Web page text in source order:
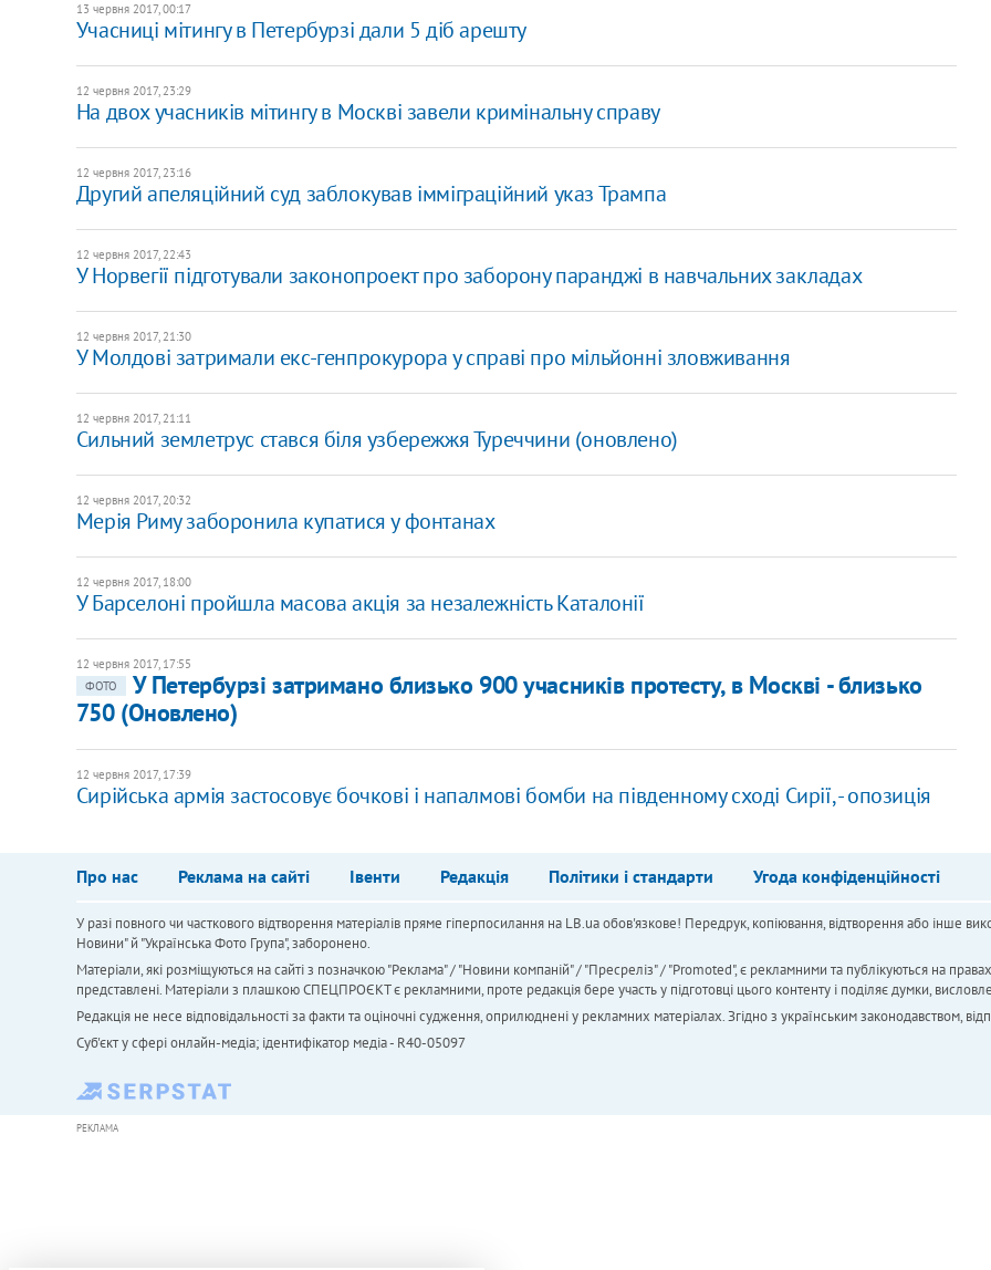
13 червня 2017, 00:17
Учасниці мітингу в Петербурзі дали 5 діб арешту
12 червня 2017, 23:29
На двох учасників мітингу в Москві завели кримінальну справу
12 червня 2017, 23:16
Другий апеляційний суд заблокував імміграційний указ Трампа
12 червня 2017, 22:43
У Норвегії підготували законопроект про заборону паранджі в навчальних закладах
12 червня 2017, 21:30
У Молдові затримали екс-генпрокурора у справі про мільйонні зловживання
12 червня 2017, 21:11
Сильний землетрус стався біля узбережжя Туреччини (оновлено)
12 червня 2017, 20:32
Мерія Риму заборонила купатися у фонтанах
12 червня 2017, 18:00
У Барселоні пройшла масова акція за незалежність Каталонії
12 червня 2017, 17:55
ФОТО
У Петербурзі затримано близько 900 учасників протесту, в Москві - близько
750 (Оновлено)
12 червня 2017, 17:39
Сирійська армія застосовує бочкові і напалмові бомби на південному сході Сирії, - опозиція
Про нас Реклама на сайті Івенти Редакція Політики і стандарти Угода конфіденційності
У разі повного чи часткового відтворення матеріалів пряме гіперпосилання на LB.ua обов'язкове! Передрук, копіювання, відтворення або інше
Новини" й "Українська Фото Група", заборонено.
Матеріали, які розміщуються на сайті з позначкою "Реклама" / "Новини компаній" / "Пресреліз" / "Promoted", є рекламними та публікуються на
представлені. Матеріали з плашкою СПЕЦПРОЄКТ є рекламними, проте редакція бере участь у підготовці цього контенту і поділяє думки,
Редакція не несе відповідальності за факти та оціночні судження, оприлюднені у рекламних матеріалах. Згідно з українським законодавством,
Cуб'єкт у сфері онлайн-медіа; ідентифікатор медіа - R40-05097
РЕКЛАМА